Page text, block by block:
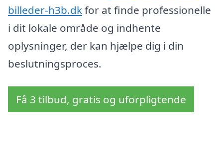
billeder-h3b.dkfor at finde professionelle
i dit lokale område og indhente
oplysninger, der kan hjælpe dig i din
beslutningsproces.
Få 3 tilbud, gratis og uforpligtende